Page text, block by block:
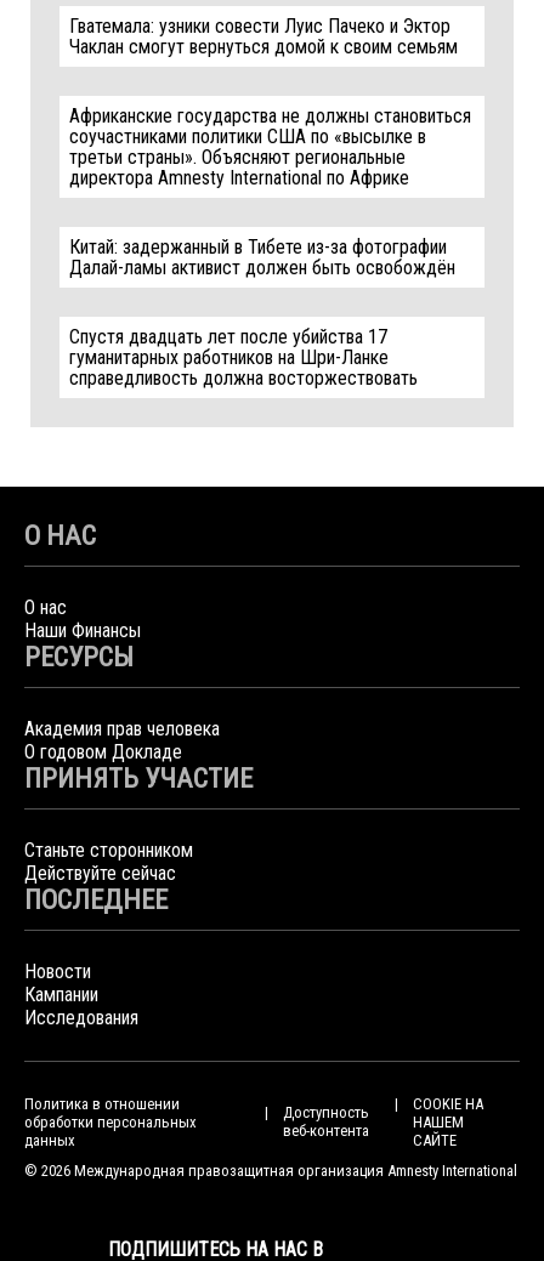
Гватемала: узники совести Луис Пачеко и Эктор
Чаклан смогут вернуться домой к своим семьям
Африканские государства не должны становиться
соучастниками политики США по «высылке в
третьи страны». Объясняют региональные
директора Amnesty International по Африке
Китай: задержанный в Тибете из-за фотографии
Далай-ламы активист должен быть освобождён
Спустя двадцать лет после убийства 17
гуманитарных работников на Шри-Ланке
справедливость должна восторжествовать
О НАС
О нас
Наши Финансы
РЕСУРСЫ
Академия прав человека
О годовом Докладе
ПРИНЯТЬ УЧАСТИЕ
Станьте сторонником
Действуйте сейчас
ПОСЛЕДНЕЕ
Новости
Кампании
Исследования
Политика в отношении
обработки персональных
данных
Доступность
веб-контента
COOKIE НА
НАШЕМ
САЙТЕ
© 2026 Международная правозащитная организация Amnesty International
ПОДПИШИТЕСЬ НА НАС В